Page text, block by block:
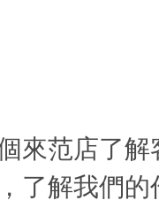
來范店了
了解我們